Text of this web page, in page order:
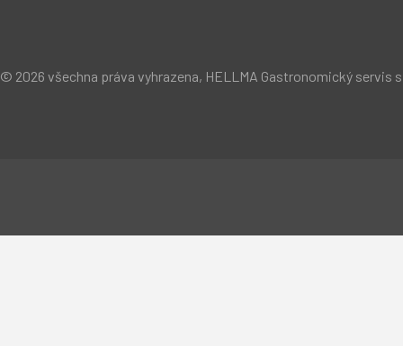
© 2026 všechna práva vyhrazena, HELLMA Gastronomický servis